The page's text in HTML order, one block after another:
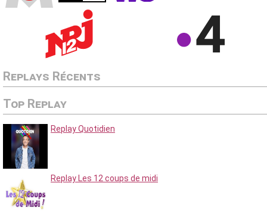
Replays Récents
Top Replay
Replay Quotidien
Replay Les 12 coups de midi